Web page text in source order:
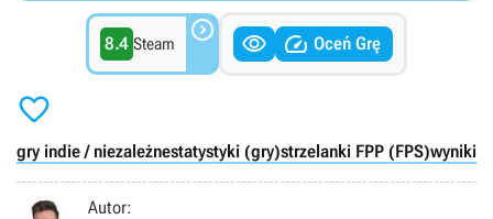
8.4 Steam    Oceń Grę

gry indie / niezależnestatystyki (gry)strzelanki FPP (FPS)wyniki
Autor: